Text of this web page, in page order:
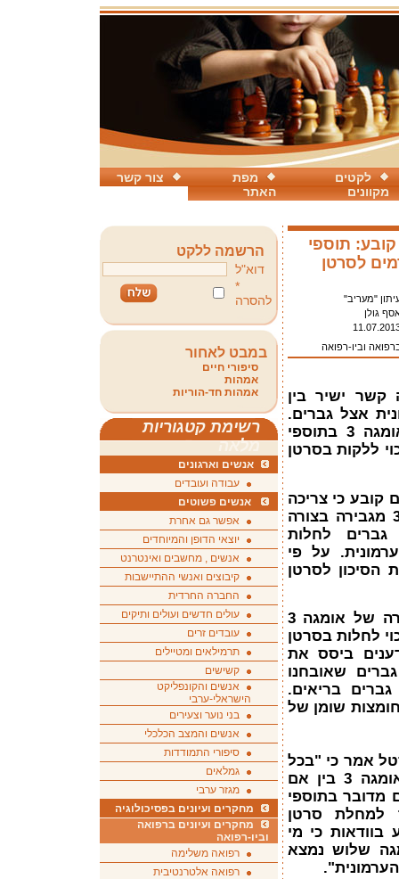
צור קשר
מפת
האתר
לקטים
מקוונים
תוספי
3 גורמים לסרטן
"מעריב"
גולן
וביו-רפואה
קשר ישיר בין
אצל גברים.
על פי המחקר שלהם לקיחת אומגה 3 בתוספי
את הסיכוי ללקות בסרטן
קובע כי צריכה
של תוספי מזון המיכלים אומגה 3 מגבירה בצורה
לחלות
על פי
הסיכון לסרטן
החוקרים ציינו כי גם לקיחה ישירה של אומגה 3
לחלות בסרטן
המדענים ביסס את
על בדיקות דם מ-834 גברים שאובחנו
סרטן הערמונית ומ-1393 גברים בריאים.
שומן של
אמר כי "בכל
סוג של לקיחת תוסף מזון עם אומגה 3 בין אם
מדובר בתוספי
למחלת סרטן
בוודאות כי מי
שלוש נמצא
הרשמה ללקט
דוא"ל
*
להסרה
במבט לאחור
סיפורי חיים
אמהות
אמהות חד-הוריות
רשימת קטגוריות
מלאה
אנשים וארגונים
עבודה ועובדים
אנשים פשוטים
אפשר גם אחרת
יוצאי הדופן והמיוחדים
אנשים , מחשבים ואינטרנט
קיבוצים ואנשי ההתיישבות
החברה החרדית
עולים חדשים ועולים ותיקים
עובדים זרים
תרמילאים ומטיילים
קשישים
אנשים והקונפליקט
הישראלי-ערבי
בני נוער וצעירים
אנשים והמצב הכלכלי
סיפורי התמודדות
גמלאים
מגזר ערבי
מחקרים ועיונים בפסיכולוגיה
מחקרים ועיונים ברפואה
וביו-רפואה
רפואה משלימה
רפואה אלטרנטיבית